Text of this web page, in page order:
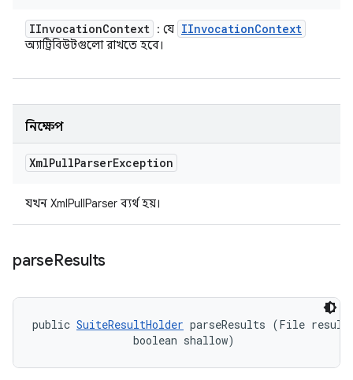
IInvocationContext : যে IInvocationContext
অ্যাট্রিবিউটগুলো রাখতে হবে।
নিক্ষেপ
XmlPullParserException
যখন XmlPullParser ব্যর্থ হয়।
parseResults
public SuiteResultHolder parseResults (File
                boolean shallow)